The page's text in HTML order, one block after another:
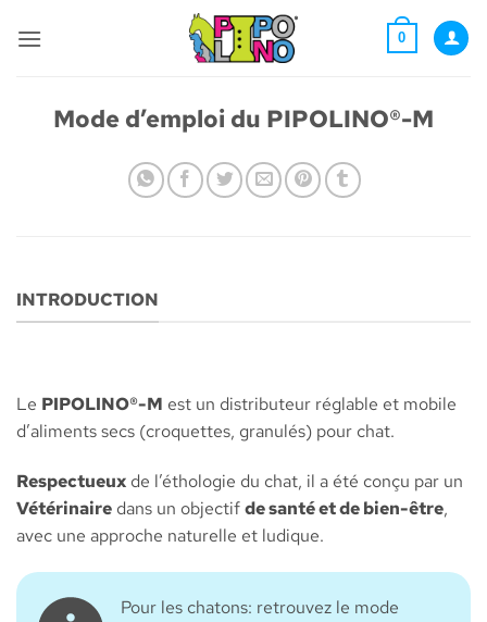
0
Mode d’emploi du PIPOLINO®-M
INTRODUCTION
Le PIPOLINO®-M est un distributeur réglable et mobile
d’aliments secs (croquettes, granulés) pour chat.
Respectueux de l’éthologie du chat, il a été conçu par un
Vétérinaire dans un objectifde santé et de bien-être,
avec une approche naturelle et ludique.
Pour les chatons: retrouvez le mode